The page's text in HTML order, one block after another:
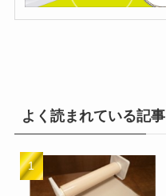
よく読まれている記事